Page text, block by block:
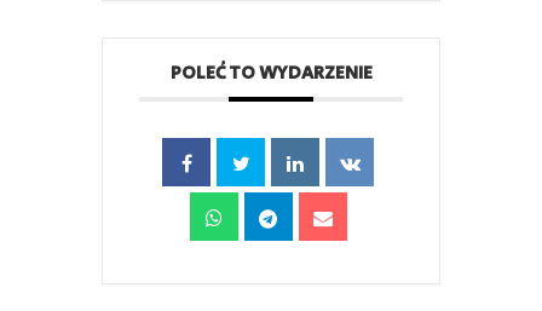
POLEĆ TO WYDARZENIE